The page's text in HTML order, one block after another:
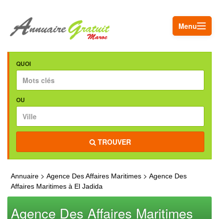
Menu
QUOI
OU
TROUVER
Annuaire > Agence Des Affaires Maritimes > Agence Des
Affaires Maritimes à El Jadida
Agence Des Affaires Maritimes